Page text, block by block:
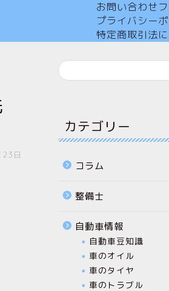
お問い合わせ
プライバシー
特定商取引法
日
カテゴリー
コラム
整備士
自動車情報
自動車豆知識
車のオイル
車のタイヤ
車のトラブル